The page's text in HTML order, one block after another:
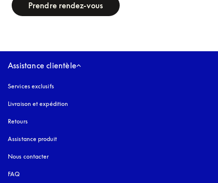
Prendre rendez-vous
Assistance clientèle
Services exclusifs
Livraison et expédition
Retours
Assistance produit
Nous contacter
FAQ